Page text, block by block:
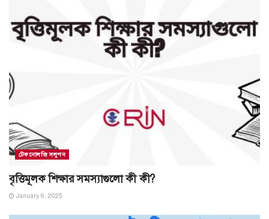
টেকনোলজি সলুশন
বৃত্তিমূলক শিক্ষার সমস্যাগুলো কী কী?
January 6, 2025